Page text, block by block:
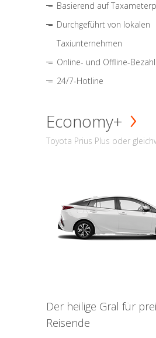
Basierend auf
Durchgeführt von lokalen
Taxiunternehmen
Online- und Offline-
24/7-Hotline
Economy+
Toyota Prius Plus oder
Der heilige Gral für
Reisende